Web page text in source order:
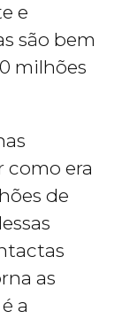
e
são bem
milhões
como era
de
as
a